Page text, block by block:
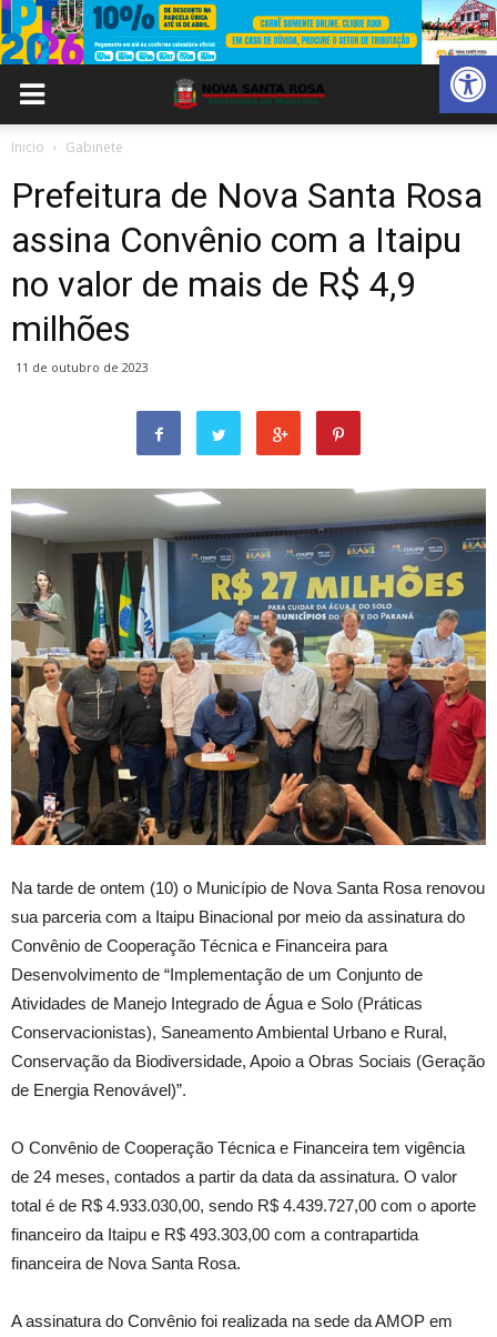
Abrir
Inicio Gabinete
Prefeitura de Nova Santa Rosa
assina Convênio com a Itaipu
no valor de mais de R$ 4,9
milhões
11 de outubro de 2023
Na tarde de ontem (10) o Município de Nova Santa Rosa renovou
sua parceria com a Itaipu Binacional por meio da assinatura do
Convênio de Cooperação Técnica e Financeira para
Desenvolvimento de “Implementação de um Conjunto de
Atividades de Manejo Integrado de Água e Solo (Práticas
Conservacionistas), Saneamento Ambiental Urbano e Rural,
Conservação da Biodiversidade, Apoio a Obras Sociais (Geração
de Energia Renovável)”.
O Convênio de Cooperação Técnica e Financeira tem vigência
de 24 meses, contados a partir da data da assinatura. O valor
total é de R$ 4.933.030,00, sendo R$ 4.439.727,00 com o aporte
financeiro da Itaipu e R$ 493.303,00 com a contrapartida
financeira de Nova Santa Rosa.
A assinatura do Convênio foi realizada na sede da AMOP em